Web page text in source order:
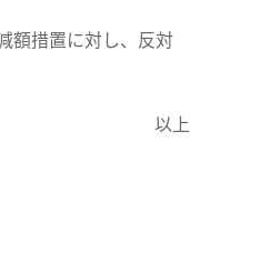
額措置に対し、反対
以上